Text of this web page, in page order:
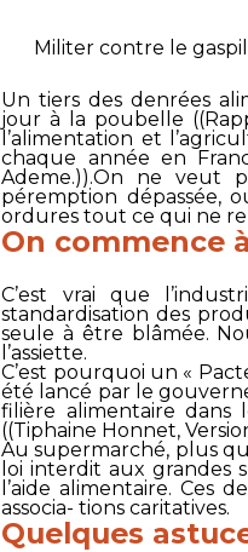
Militer contre le
Un tiers des denrées
jour à la poubelle
l’alimentation et
chaque année en
Ademe.)).On ne veut
péremption dépassée,
ordures tout ce qui ne
On commence
C’est vrai que
standardisation des
seule à être blâmée.
l’assiette.
C’est pourquoi un «
été lancé par le
filière alimentaire dans
((Tiphaine Honnet,
Au supermarché, plus
loi interdit aux grandes
l’aide alimentaire. Ces
associa- tions caritatives.
Quelques